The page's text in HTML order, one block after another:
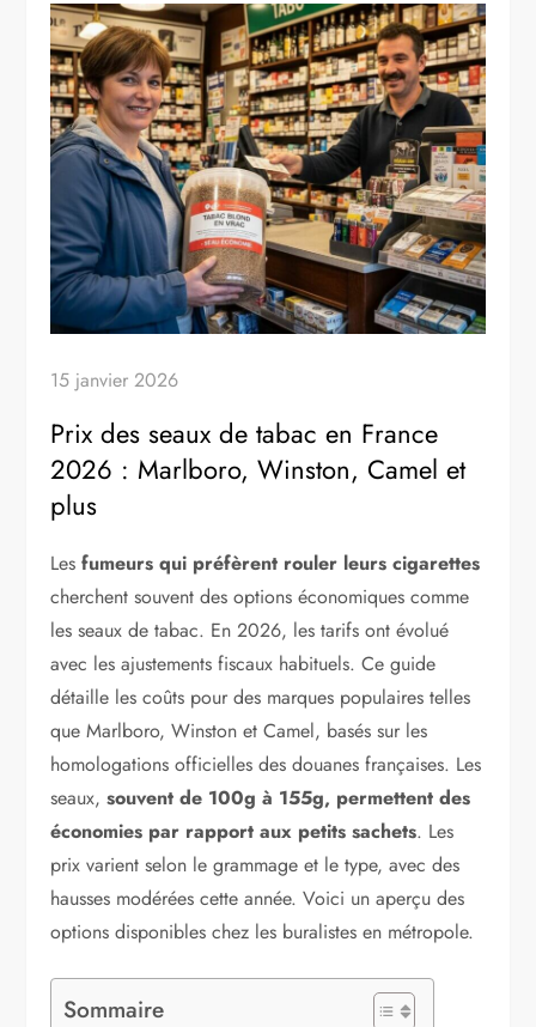
15 janvier 2026
Prix des seaux de tabac en France
2026 : Marlboro, Winston, Camel et
plus
Lesfumeurs qui préfèrent rouler leurs cigarettes
cherchent souvent des options économiques comme
les seaux de tabac. En 2026, les tarifs ont évolué
avec les ajustements fiscaux habituels. Ce guide
détaille les coûts pour des marques populaires telles
que Marlboro, Winston et Camel, basés sur les
homologations officielles des douanes françaises. Les
seaux, souvent de 100g à 155g, permettent des
économies par rapport aux petits sachets. Les
prix varient selon le grammage et le type, avec des
hausses modérées cette année. Voici un aperçu des
options disponibles chez les buralistes en métropole.
Sommaire